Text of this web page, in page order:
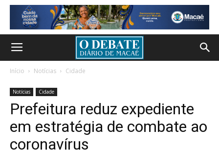
Início Notícias Cidade
Notícias Cidade
Prefeitura reduz expediente
em estratégia de combate ao
coronavírus